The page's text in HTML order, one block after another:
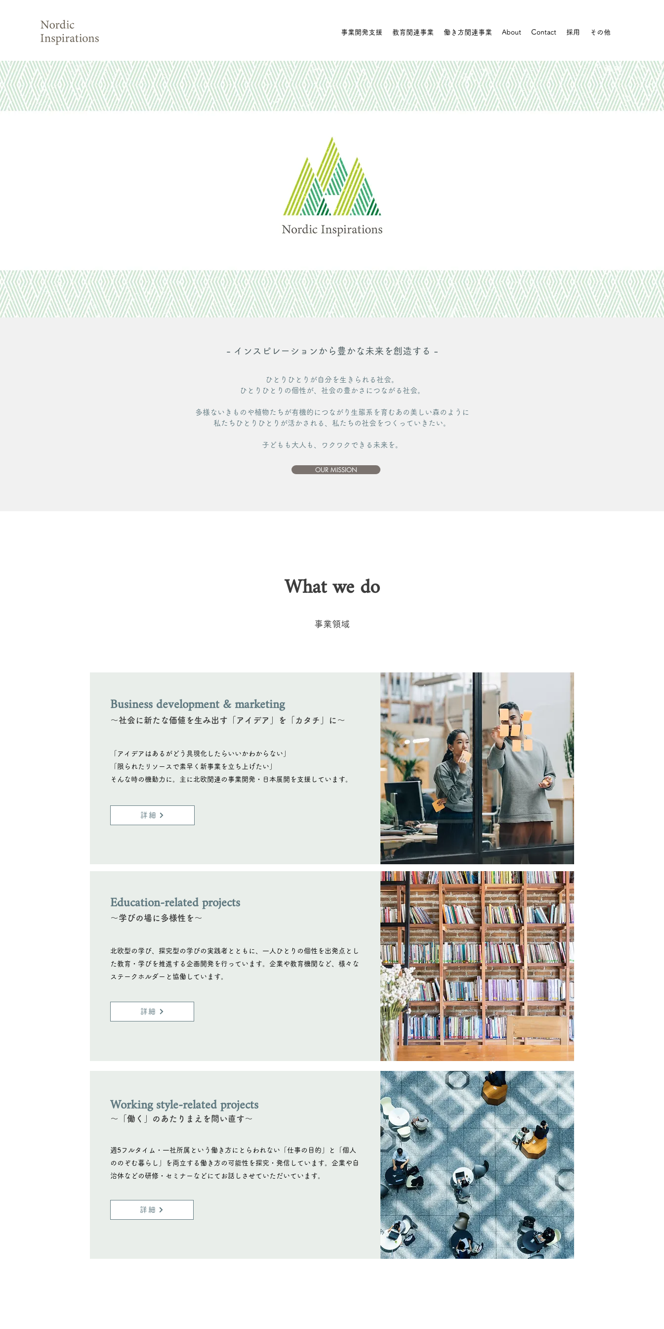
事業開発支援 教育関連事業 働き方関連事業 About Contact 採用 その他
- インスピレーションから豊かな未来を創造する -
ひとりひとりが自分を生きられる社会。
ひとりひとりの個性が、社会の豊かさにつながる社会。
多様ないきものや植物たちが有機的につながり生態系を育むあの美しい森のように
私たちひとりひとりが活かされる、私たちの社会をつくっていきたい。
子どもも大人も、ワクワクできる未来を。
OUR MISSION
What we do
​事業領域
Business development & marketing
〜社会に新たな価値を生み出す「アイデア」を「カタチ」に〜
「アイデアはあるがどう具現化したらいいかわからない」
「限られたリソースで素早く新事業を立ち上げたい」
そんな時の機動力に。主に北欧関連の事業開発・日本展開を支援しています。
詳細
Education-related projects
〜学びの場に多様性を〜
北欧型の学び、探究型の学びの実践者とともに、一人ひとりの個性を出発点とし
た教育・学びを推進する企画開発を行っています。企業や教育機関など、様々な
ステークホルダーと協働しています。
詳細
Working style-related projects
〜「働く」のあたりまえを問い直す〜
週5フルタイム・一社所属という働き方にとらわれない「仕事の目的」と「個人
ののぞむ暮らし」を両立する働き方の可能性を探究・発信しています。企業や自
治体などの研修・セミナーなどにてお話しさせていただいています。
詳細